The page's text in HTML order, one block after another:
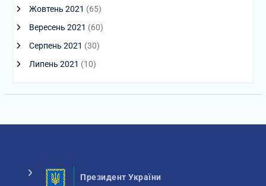
Жовтень 2021 (65)
Вересень 2021 (60)
Серпень 2021 (30)
Липень 2021 (10)
Президент України